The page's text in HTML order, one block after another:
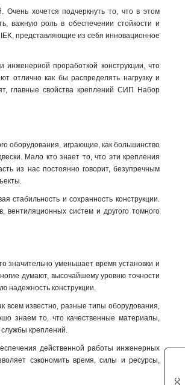
HEL-5562 0
КБ16-340/700 0
HEL-5561 0
CAB25 1
КАБ-200 1
хочется подчеркнуть то, что в этом
важную роль в обеспечении стойкости и
представляющие из себя инновационное
проработкой конструкции, что
отлично как бы распределять нагрузку и
главные свойства креплений СИП Набор
оборудования, играющие, как большинство
Мало кто знает то, что эти крепления
из нас постоянно говорит, безупречным
стабильность и сохранность конструкции.
систем и другого томного
значительно уменьшает время установки и
думают, высочайшему уровню точности
надежность конструкции.
всем известно, разные типы оборудования,
знаем то, что качественные материалы,
службы креплений.
действенной работы инженерных
сэкономить время, силы и ресурсы,